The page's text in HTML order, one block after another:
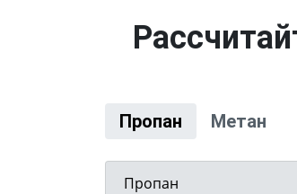
Пропан Метан
Пропан